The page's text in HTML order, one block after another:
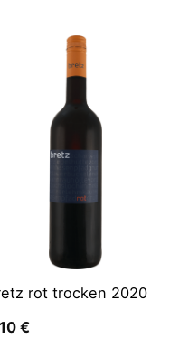
rot trocken 2020
€